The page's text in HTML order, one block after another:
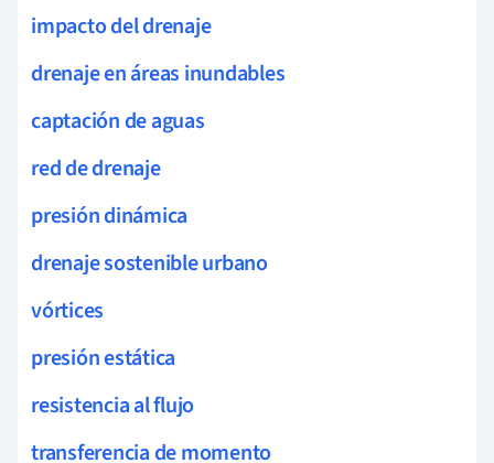
impacto del drenaje
drenaje en áreas inundables
captación de aguas
red de drenaje
presión dinámica
drenaje sostenible urbano
vórtices
presión estática
resistencia al flujo
transferencia de momento